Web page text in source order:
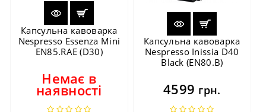
Капсульна кавоварка
Nespresso Essenza Mini
EN85.RAE (D30)
Немає в
наявності
Капсульна кавоварка
Nespresso Inissia D40
Black (EN80.B)
4599 грн.